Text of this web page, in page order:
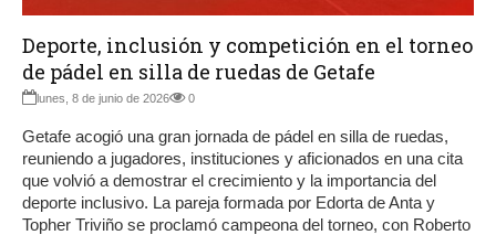
Deporte, inclusión y competición en el torneo
de pádel en silla de ruedas de Getafe
lunes, 8 de junio de 2026 0
Getafe acogió una gran jornada de pádel en silla de ruedas,
reuniendo a jugadores, instituciones y aficionados en una cita
que volvió a demostrar el crecimiento y la importancia del
deporte inclusivo. La pareja formada por Edorta de Anta y
Topher Triviño se proclamó campeona del torneo, con Roberto